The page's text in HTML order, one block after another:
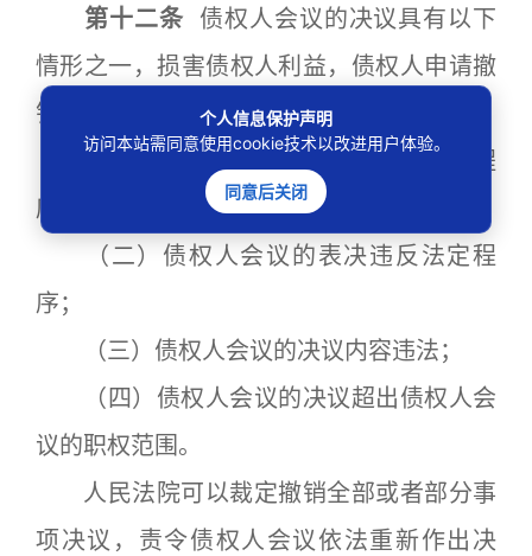
第十二条 债权人会议的决议具有以下
情形之一，损害债权人利益，债权人申请撤
销的，人民法院应予支持：
（一）债权人会议的召开违反法定程
序；
（二）债权人会议的表决违反法定程
序；
（三）债权人会议的决议内容违法；
（四）债权人会议的决议超出债权人会
议的职权范围。
人民法院可以裁定撤销全部或者部分事
项决议，责令债权人会议依法重新作出决
个人信息保护声明
访问本站需同意使用cookie技术以改进用户体验。
同意后关闭